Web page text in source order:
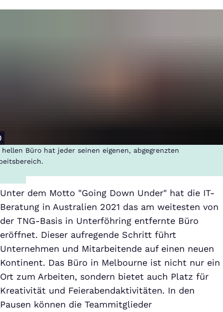
hellen Büro hat jeder seinen eigenen, abgegrenzten
Unter dem Motto "Going Down Under" hat die IT-
Beratung in Australien 2021 das am weitesten von
der TNG-Basis in Unterföhring entfernte Büro
eröffnet. Dieser aufregende Schritt führt
Unternehmen und Mitarbeitende auf einen neuen
Kontinent. Das Büro in Melbourne ist nicht nur ein
Ort zum Arbeiten, sondern bietet auch Platz für
Kreativität und Feierabendaktivitäten. In den
Pausen können die Teammitglieder